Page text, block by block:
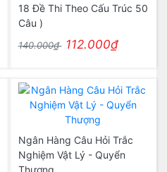
18 Đề Thi Theo Cấu Trúc 50
Câu )
140.000₫ 112.000₫
Ngân Hàng Câu Hỏi Trắc
Nghiệm Vật Lý - Quyển
Thượng